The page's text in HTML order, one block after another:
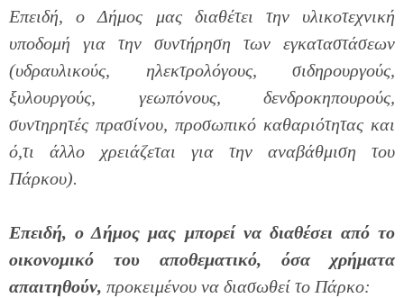
Επειδή, ο Δήμος μας διαθέτει την υλικοτεχνική
υποδομή για την συντήρηση των εγκαταστάσεων
(υδραυλικούς, ηλεκτρολόγους, σιδηρουργούς,
ξυλουργούς, γεωπόνους, δενδροκηπουρούς,
συντηρητές πρασίνου, προσωπικό καθαριότητας και
ό,τι άλλο χρειάζεται για την αναβάθμιση του
Πάρκου).
Επειδή, ο Δήμος μας μπορεί να διαθέσει από το
οικονομικό του αποθεματικό, όσα χρήματα
απαιτηθούν, προκειμένου να διασωθεί το Πάρκο: